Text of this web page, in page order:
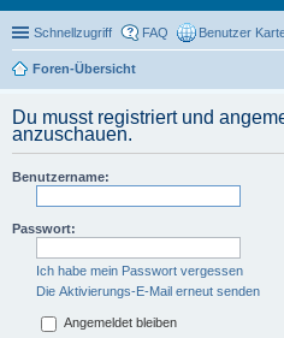
Schnellzugriff FAQ Benutzer
Foren-Übersicht
Du musst registriert und
anzuschauen.
Benutzername:
Passwort:
Ich habe mein Passwort vergessen
Die Aktivierungs-E-Mail erneut senden
Angemeldet bleiben